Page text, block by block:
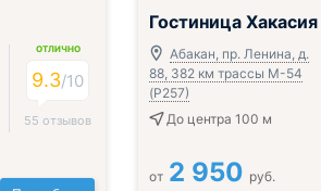
ОТЛИЧНО
9.3/10
55 отзывов
Гостиница Хакасия
Абакан, пр. Ленина, д.
88, 382 км трассы М-54
(Р257)
До центра 100 м
от 2 950 руб.